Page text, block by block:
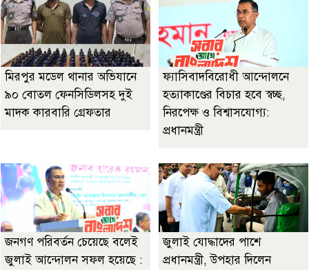
মিরপুর মডেল থানার অভিযানে
৯০ বোতল ফেনসিডিলসহ দুই
মাদক কারবারি গ্রেফতার
ফ্যাসিবাদবিরোধী আন্দোলনে
হত্যাকাণ্ডের বিচার হবে স্বচ্ছ,
নিরপেক্ষ ও বিশ্বাসযোগ্য:
প্রধানমন্ত্রী
জনগণ পরিবর্তন চেয়েছে বলেই
জুলাই আন্দোলন সফল হয়েছে :
জুলাই যোদ্ধাদের পাশে
প্রধানমন্ত্রী, উপহার দিলেন